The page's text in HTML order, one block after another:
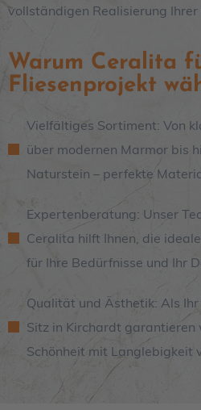
vollständigen Realisierung
Warum Ceralita
Fliesenprojekt
Vielfältiges Sortiment: Von
über modernen Marmor bis
Naturstein – perfekte
Expertenberatung: Unser
Ceralita hilft Ihnen, die
für Ihre Bedürfnisse und Ihr
Qualität und Ästhetik: Als
Sitz in Kirchardt garantieren
Schönheit mit Langlebigkeit